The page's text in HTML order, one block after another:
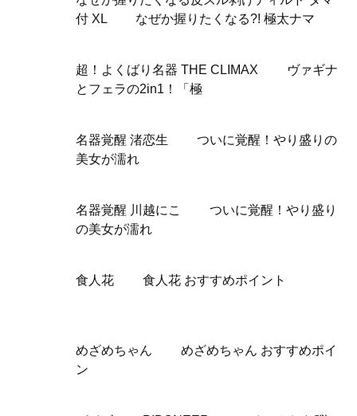
付 XL なぜか握りたくなる?! 極太ナマ
超！よくばり名器 THE CLIMAX ヴァギナ
とフェラの2in1！「極
名器覚醒 渚恋生 ついに覚醒！やり盛りの
美女が濡れ
名器覚醒 川越にこ ついに覚醒！やり盛り
の美女が濡れ
食人花 食人花 おすすめポイント
めざめちゃん めざめちゃん おすすめポイ
ン